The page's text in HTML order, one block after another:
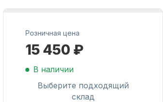
Масла для лодочных
моторов
Розничная цена
15 450 ₽
В наличии
Выберите подходящий
склад